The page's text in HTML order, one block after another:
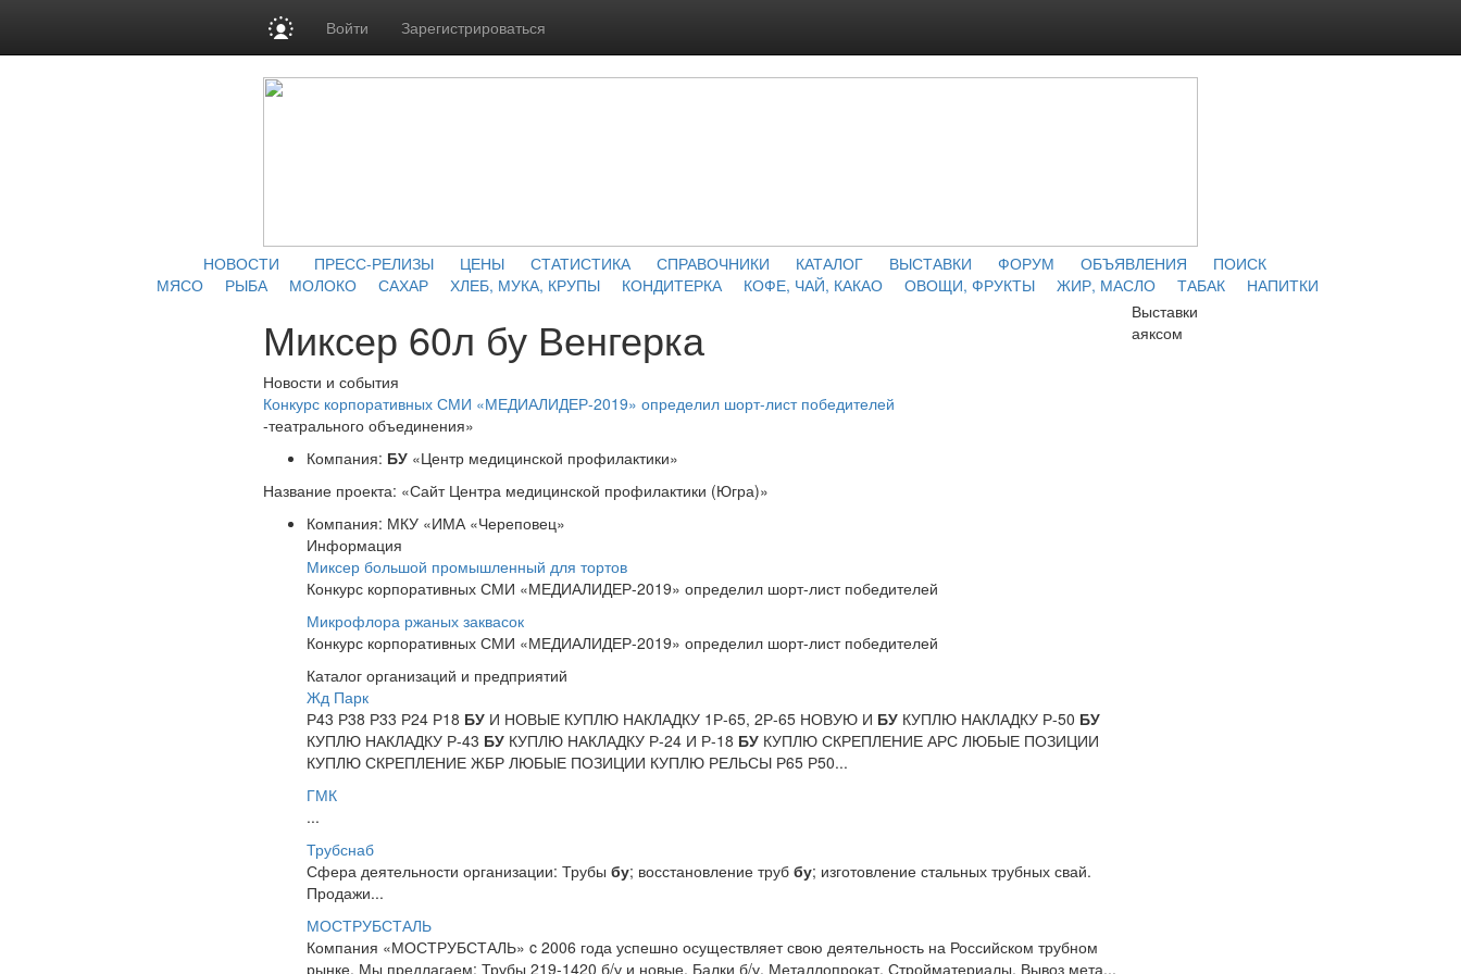
Войти Зарегистрироваться
НОВОСТИ ПРЕСС-РЕЛИЗЫ ЦЕНЫ СТАТИСТИКА СПРАВОЧНИКИ КАТАЛОГ ВЫСТАВКИ ФОРУМ ОБЪЯВЛЕНИЯ
ПОИСК
МЯСО
РЫБА МОЛОКО САХАР ХЛЕБ, МУКА, КРУПЫ КОНДИТЕРКА КОФЕ, ЧАЙ, КАКАО ОВОЩИ, ФРУКТЫ ЖИР, МАСЛО ТАБАК НАПИТКИ
Миксер 60л бу Венгерка
Новости и события
Конкурс корпоративных СМИ «МЕДИАЛИДЕР-2019» определил шорт-лист победителей
-театрального объединения»
Компания: БУ «Центр медицинской профилактики»
Название проекта: «Сайт Центра медицинской профилактики (Югра)»
Компания: МКУ «ИМА «Череповец»
Информация
Миксер большой промышленный для тортов
Конкурс корпоративных СМИ «МЕДИАЛИДЕР-2019» определил шорт-лист победителей
Микрофлора ржаных заквасок
Конкурс корпоративных СМИ «МЕДИАЛИДЕР-2019» определил шорт-лист победителей
Каталог организаций и предприятий
Жд Парк
Р43 Р38 Р33 Р24 Р18 БУ И НОВЫЕ КУПЛЮ НАКЛАДКУ 1Р-65, 2Р-65 НОВУЮ И БУ КУПЛЮ НАКЛАДКУ Р-50 БУ
КУПЛЮ НАКЛАДКУ Р-43 БУ КУПЛЮ НАКЛАДКУ Р-24 И Р-18 БУ КУПЛЮ СКРЕПЛЕНИЕ АРС ЛЮБЫЕ ПОЗИЦИИ
КУПЛЮ СКРЕПЛЕНИЕ ЖБР ЛЮБЫЕ ПОЗИЦИИ КУПЛЮ РЕЛЬСЫ Р65 Р50...
ГМК
...
Трубснаб
Сфера деятельности организации: Трубы бу; восстановление труб бу; изготовление стальных трубных свай.
Продажи...
МОСТРУБСТАЛЬ
Компания «МОСТРУБСТАЛЬ» c 2006 года успешно осуществляет свою деятельность на Российском трубном
рынке. Мы предлагаем: Трубы 219-1420 б/у и новые, Балки б/у, Металлопрокат, Стройматериалы, Вывоз мета...
Выставки
аяксом